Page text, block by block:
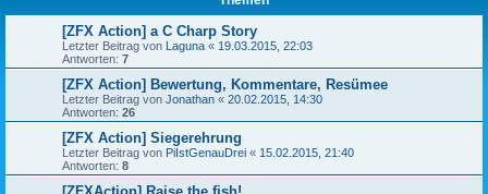
[ZFX Action] a C Charp Story
Letzter Beitrag von Laguna « 19.03.2015, 22:03
Antworten: 7
[ZFX Action] Bewertung, Kommentare, Resümee
Letzter Beitrag von Jonathan « 20.02.2015, 14:30
Antworten: 26
[ZFX Action] Siegerehrung
Letzter Beitrag von PiIstGenauDrei « 15.02.2015, 21:40
Antworten: 8